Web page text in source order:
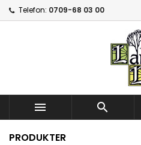
Telefon: 0709-68 03 00
 
PRODUKTER